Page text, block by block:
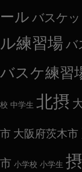
ール バスケ
ル練習場 バ
バスケ練習
校 中学生 北摂
市 大阪府茨木市
市 小学校 小学生